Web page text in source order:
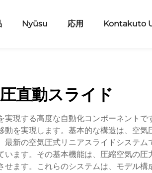
Nyūsu 応用 Kontakuto
直動スライド
現する高度な自動化コンポーネント
を実現します。基本的な構造は、空
新の空気圧式リニアスライドシステ
ます。その基本機能は、圧縮空気の
ます。これらのシステムは、モデル